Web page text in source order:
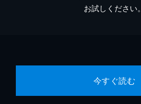
お試しください。
今すぐ読む